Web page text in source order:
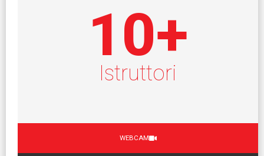
Istruttori
10+
WEBCAM